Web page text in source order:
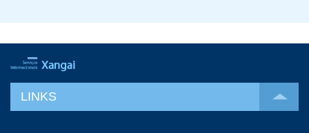
LINKS